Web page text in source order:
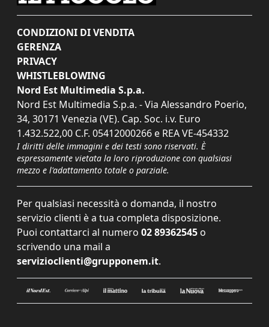
CONDIZIONI DI VENDITA
GERENZA
PRIVACY
WHISTLEBLOWING
Nord Est Multimedia S.p.a.
Nord Est Multimedia S.p.a. - Via Alessandro Poerio,
34, 30171 Venezia (VE). Cap. Soc. i.v. Euro
1.432.522,00 C.F. 05412000266 e REA VE-454332
I diritti delle immagini e dei testi sono riservati. È
espressamente vietata la loro riproduzione con qualsiasi
mezzo e l'adattamento totale o parziale.
Per qualsiasi necessità o domanda, il nostro
servizio clienti è a tua completa disposizione.
Puoi contattarci al numero 02 89362545 o
scrivendo una mail a
servizioclienti@grupponem.it.